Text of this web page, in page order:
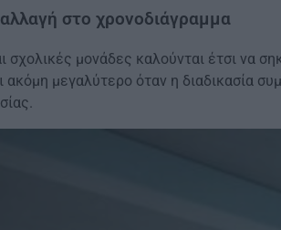
στο χρονοδιάγραμμα
σχολικές μονάδες καλούνται έτσι να
ακόμη μεγαλύτερο όταν η διαδικασία